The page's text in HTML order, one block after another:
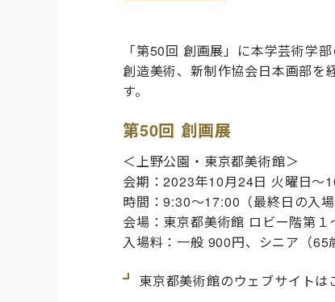
「第50回 創画展」に本学芸術学
創造美術、新制作協会日本画部を
す。
第50回 創画展
＜上野公園・東京都美術館＞
会期：2023年10月24日 火曜日〜
時間：9:30〜17:00 （最終日の入
会場： 東京都美術館 ロビー階第１
入場料：一般 900円、シニア（
東京都美術館のウェブサイトは